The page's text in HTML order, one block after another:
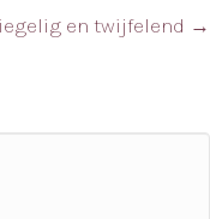
en twijfelend →